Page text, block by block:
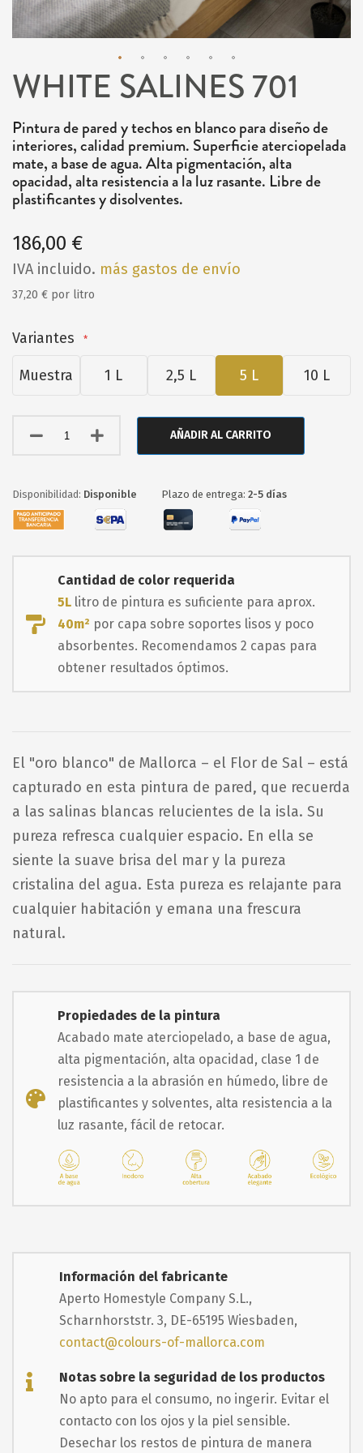
Saltar
comienzo
de
la
galería
imágenes
WHITE SALINES 701
Pintura de pared y techos en blanco para diseño de
interiores, calidad premium. Superficie aterciopelada
mate, a base de agua. Alta pigmentación, alta
opacidad, alta resistencia a la luz rasante. Libre de
plastificantes y disolventes.
186,00 €
IVA incluido. más gastos de envío
37,20 € por litro
Variantes
Muestra 1 L 2,5 L 5 L 10 L
AÑADIR AL CARRITO
Disponible Plazo de entrega: 2-5 días
Cantidad de color requerida
5L litro de pintura es suficiente para aprox.
40m² por capa sobre soportes lisos y poco
absorbentes. Recomendamos 2 capas para
obtener resultados óptimos.
El "oro blanco" de Mallorca – el Flor de Sal – está
capturado en esta pintura de pared, que recuerda
a las salinas blancas relucientes de la isla. Su
pureza refresca cualquier espacio. En ella se
siente la suave brisa del mar y la pureza
cristalina del agua. Esta pureza es relajante para
cualquier habitación y emana una frescura
natural.
Propiedades de la pintura
Acabado mate aterciopelado, a base de agua,
alta pigmentación, alta opacidad, clase 1 de
resistencia a la abrasión en húmedo, libre de
plastificantes y solventes, alta resistencia a la
luz rasante, fácil de retocar.
Información del fabricante
Aperto Homestyle Company S.L.,
Scharnhorststr. 3, DE-65195 Wiesbaden,
contact@colours-of-mallorca.com
Notas sobre la seguridad de los productos
No apto para el consumo, no ingerir. Evitar el
contacto con los ojos y la piel sensible.
Desechar los restos de pintura de manera